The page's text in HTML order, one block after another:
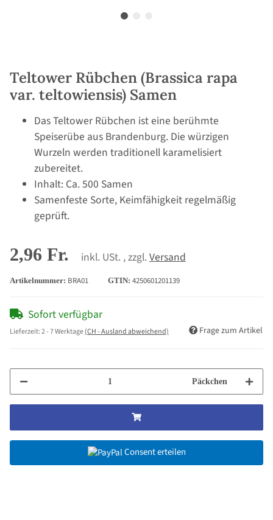
Teltower Rübchen (Brassica rapa
var. teltowiensis) Samen
Das Teltower Rübchen ist eine berühmte
Speiserübe aus Brandenburg. Die würzigen
Wurzeln werden traditionell karamelisiert
zubereitet.
Inhalt: Ca. 500 Samen
Samenfeste Sorte, Keimfähigkeit regelmäßig
geprüft.
2,96 Fr. inkl. USt. , zzgl. Versand
Artikelnummer: BRA01 GTIN: 4250601201139
Sofort verfügbar
Lieferzeit:2 - 7 Werktage(CH - Ausland abweichend) Frage zum Artikel
Päckchen
Consent erteilen